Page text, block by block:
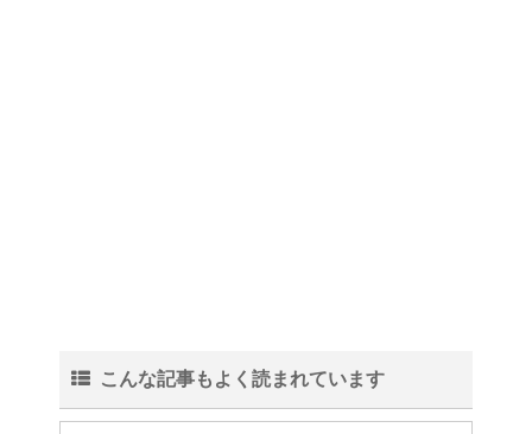
こんな記事もよく読まれています